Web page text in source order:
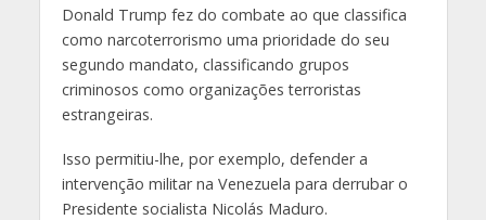
Donald Trump fez do combate ao que classifica
como narcoterrorismo uma prioridade do seu
segundo mandato, classificando grupos
criminosos como organizações terroristas
estrangeiras.
Isso permitiu-lhe, por exemplo, defender a
intervenção militar na Venezuela para derrubar o
Presidente socialista Nicolás Maduro.